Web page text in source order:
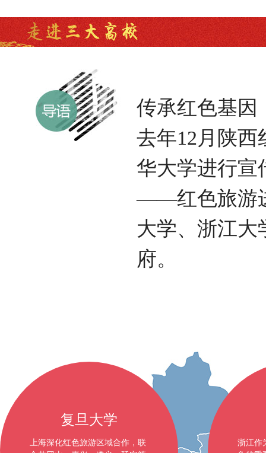
传承红色基因
去年12月陕
华大学进行宣
——红色旅游
大学、浙江大
府。
复旦大学
上海深化红色旅游区域合作，联
浙江作